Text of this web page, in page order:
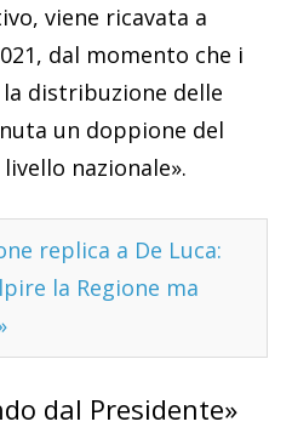
viene ricavata a
dal momento che i
distribuzione delle
un doppione del
nazionale».
replica a De Luca:
la Regione ma
dal Presidente»